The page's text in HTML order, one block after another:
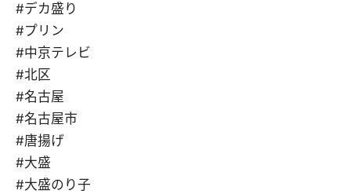
#デカ盛り
#プリン
#中京テレビ
#北区
#名古屋
#名古屋市
#唐揚げ
#大盛
#大盛のり子